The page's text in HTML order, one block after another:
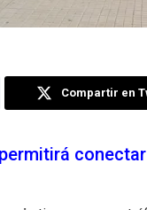
Compartir en